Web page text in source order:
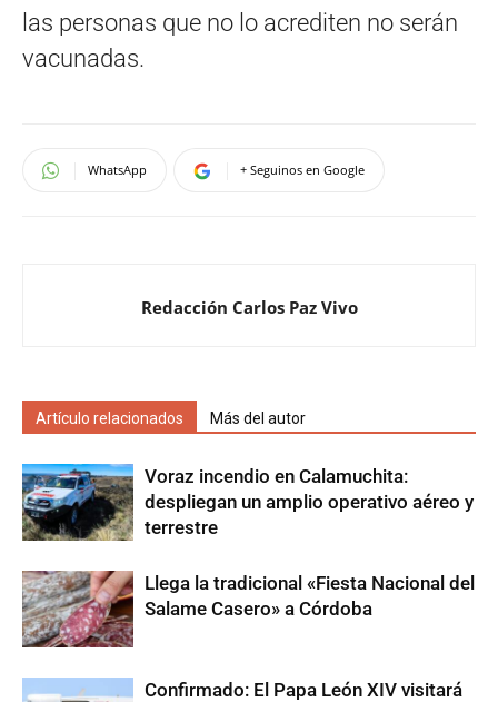
las personas que no lo acrediten no serán
vacunadas.
WhatsApp + Seguinos en Google
Redacción Carlos Paz Vivo
Artículo relacionados Más del autor
Voraz incendio en Calamuchita:
despliegan un amplio operativo aéreo y
terrestre
Llega la tradicional «Fiesta Nacional del
Salame Casero» a Córdoba
Confirmado: El Papa León XIV visitará